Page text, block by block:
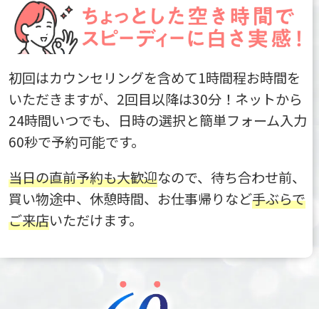
初回はカウンセリングを含めて1時間程お時間を
いただきますが、2回目以降は30分！ネットから
24時間いつでも、日時の選択と簡単フォーム入力
60秒で予約可能です。
当日の直前予約も大歓迎なので、待ち合わせ前、
買い物途中、休憩時間、お仕事帰りなど手ぶらで
ご来店いただけます。